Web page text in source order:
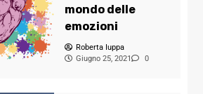
mondo delle
emozioni
Roberta Iuppa
Giugno 25, 2021
0